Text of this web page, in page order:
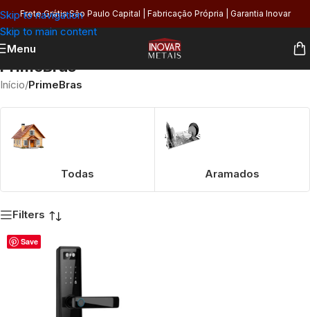
Skip to navigation
Skip to main content
Frete Grátis São Paulo Capital | Fabricação Própria | Garantia Inovar
Menu
PrimeBras
Início/PrimeBras
Todas Aramados
Filters
Save